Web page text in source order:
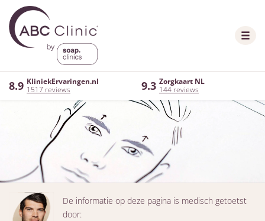
8.9 KliniekErvaringen.nl
1517 reviews
9.3 Zorgkaart NL
144 reviews
De informatie op deze pagina is medisch getoetst
door: